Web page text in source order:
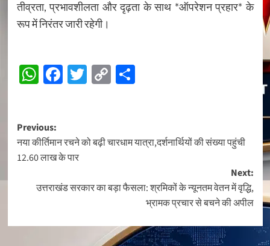
तीव्रता, प्रभावशीलता और दृढ़ता के साथ *ऑपरेशन प्रहार* के
रूप में निरंतर जारी रहेगी।
WhatsApp
Facebook
Twitter
CopyShare
Post
navigation
Previous:
नया कीर्तिमान रचने को बढ़ी चारधाम यात्रा,दर्शनार्थियों की संख्या पहुंची
12.60 लाख के पार
Next:
उत्तराखंड सरकार का बड़ा फैसला: श्रमिकों के न्यूनतम वेतन में वृद्धि,
भ्रामक प्रचार से बचने की अपील